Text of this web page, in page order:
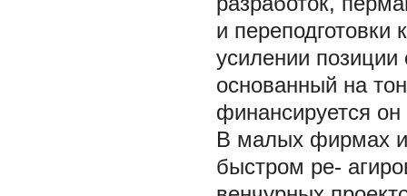
и переподготовки
усилении
основанный на
финансируется
В малых фирмах
быстром ре-